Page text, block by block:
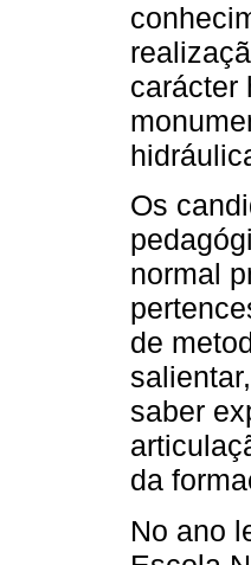
carácter
Os
normal
de
saber
da
No ano